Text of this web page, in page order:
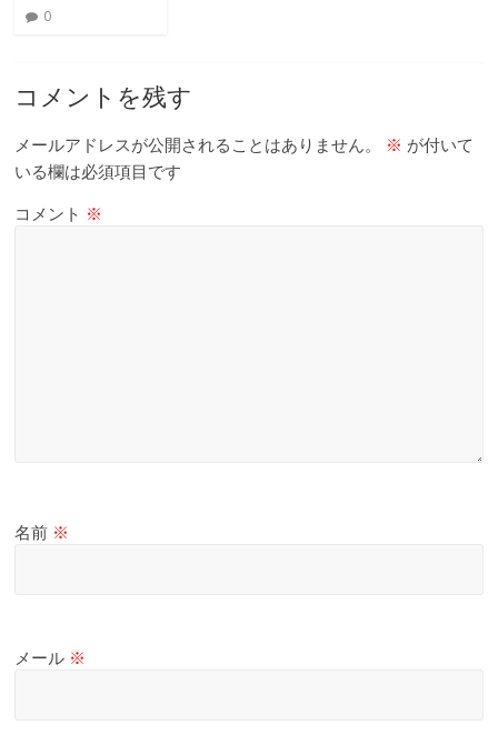
0
コメントを残す
メールアドレスが公開されることはありません。 ※ が付いて
いる欄は必須項目です
コメント ※
名前 ※
メール ※